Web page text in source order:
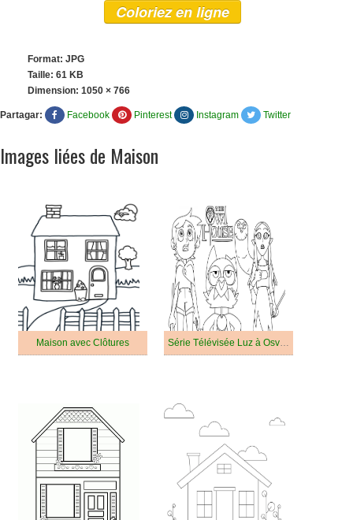
Coloriez en ligne
Format: JPG
Taille: 61 KB
Dimension: 1050 × 766
Partagar: Facebook Pinterest Instagram Twitter
Images liées de Maison
Maison avec Clôtures